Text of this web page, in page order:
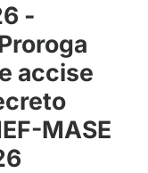
-
accise
MASE